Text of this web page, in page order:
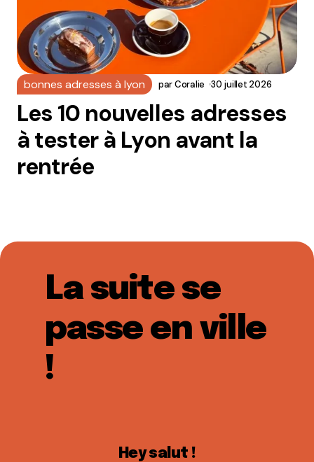
bonnes adresses à lyon parCoralie 30 juillet 2026
Les 10 nouvelles adresses
à tester à Lyon avant la
rentrée
La suite se
passe en ville
!
Hey salut !